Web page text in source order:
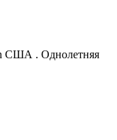
США . Однолетняя